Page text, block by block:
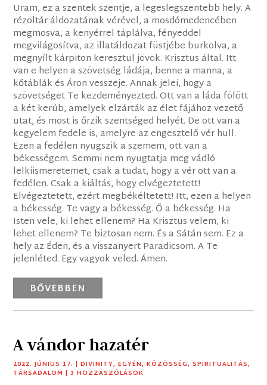
Uram, ez a szentek szentje, a legeslegszentebb hely. A
rézoltár áldozatának vérével, a mosdómedencében
megmosva, a kenyérrel táplálva, fényeddel
megvilágosítva, az illatáldozat füstjébe burkolva, a
megnyílt kárpiton keresztül jövök. Krisztus által. Itt
van e helyen a szövetség ládája, benne a manna, a
kőtáblák és Áron vesszeje. Annak jelei, hogy a
szövetséget Te kezdeményezted. Ott van a láda fölött
a két kerúb, amelyek elzárták az élet fájához vezető
utat, és most is őrzik szentséged helyét. De ott van a
kegyelem fedele is, amelyre az engesztelő vér hull.
Ezen a fedélen nyugszik a szemem, ott van a
békességem. Semmi nem nyugtatja meg vádló
lelkiismeretemet, csak a tudat, hogy a vér ott van a
fedélen. Csak a kiáltás, hogy elvégeztetett!
Elvégeztetett, ezért megbékéltetett! Itt, ezen a helyen
a békesség. Te vagy a békesség. Ő a békesség. Ha
Isten vele, ki lehet ellenem? Ha Krisztus velem, ki
lehet ellenem? Te biztosan nem. És a Sátán sem. Ez a
hely az Éden, és a visszanyert Paradicsom. A Te
jelenléted. Egy vagyok veled. Ámen.
BŐVEBBEN
A vándor hazatér
2022. JÚNIUS 17. |DIVINITY,EGYÉN,KÖZÖSSÉG,SPIRITUALITÁS,
TÁRSADALOM | 3 HOZZÁSZÓLÁSOK